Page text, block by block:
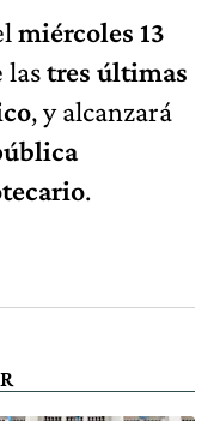
miércoles 13
lastres últimas
, y alcanzará
.